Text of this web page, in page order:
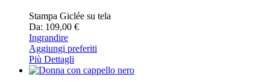
Stampa Giclée su tela
Da: 109,00 €
Ingrandire
Aggiungi preferiti
Più Dettagli